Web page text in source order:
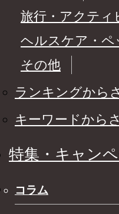
旅行・アクティ
ヘルスケア・ペ
その他
ランキングから
キーワードから
特集・キャン
コラム